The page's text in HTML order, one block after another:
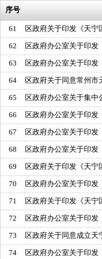
序号
61 区政府关于印发《天
62 区政府办公室关于印
63 区政府办公室关于印
64 区政府关于同意常州
65 区政府办公室关于集中
66 区政府办公室关于印发
67 区政府办公室关于印
68 区政府办公室关于印
69 区政府关于印发《天
70 区政府办公室关于印
71 区政府关于印发《天
72 区政府办公室关于印
73 区政府关于同意成立
74 区政府办公室关于印